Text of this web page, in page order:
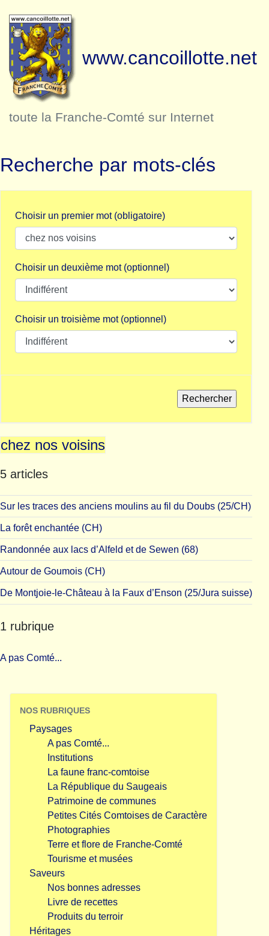
www.cancoillotte.net
toute la Franche-Comté sur Internet
Recherche par mots-clés
Choisir un premier mot (obligatoire)
Choisir un deuxième mot (optionnel)
Choisir un troisième mot (optionnel)
chez nos voisins
5 articles
Sur les traces des anciens moulins au fil du Doubs (25/CH)
La forêt enchantée (CH)
Randonnée aux lacs d’Alfeld et de Sewen (68)
Autour de Goumois (CH)
De Montjoie-le-Château à la Faux d’Enson (25/Jura suisse)
1 rubrique
A pas Comté...
NOS RUBRIQUES
Paysages
A pas Comté...
Institutions
La faune franc-comtoise
La République du Saugeais
Patrimoine de communes
Petites Cités Comtoises de Caractère
Photographies
Terre et flore de Franche-Comté
Tourisme et musées
Saveurs
Nos bonnes adresses
Livre de recettes
Produits du terroir
Héritages